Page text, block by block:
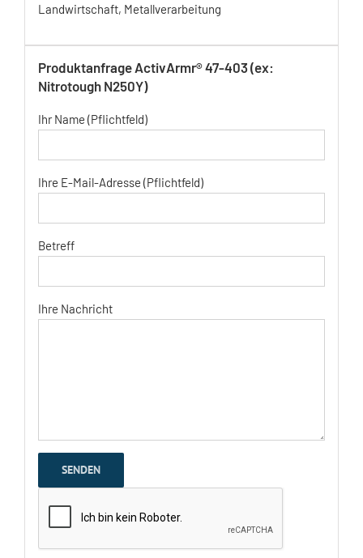
Landwirtschaft, Metallverarbeitung
Produktanfrage ActivArmr® 47-403 (ex:
Nitrotough N250Y)
Ihr Name (Pflichtfeld)
Ihre E-Mail-Adresse (Pflichtfeld)
Betreff
Ihre Nachricht